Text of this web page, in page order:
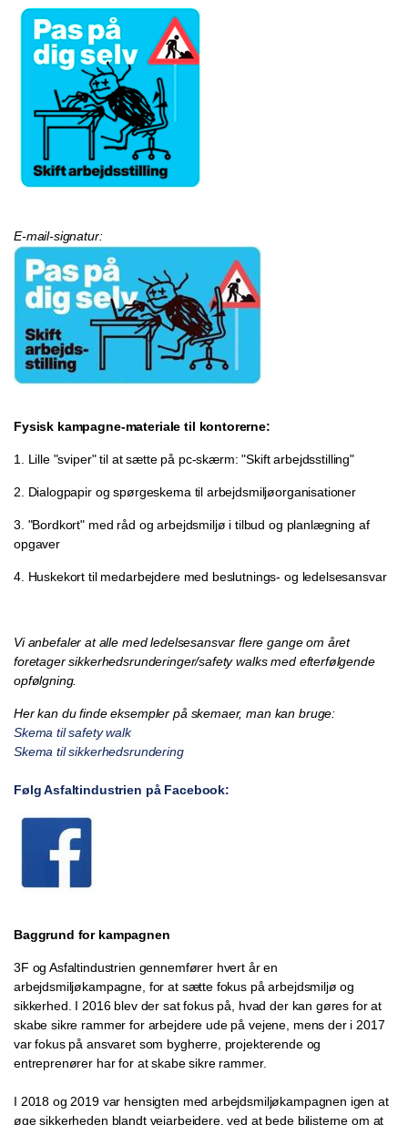
E-mail-signatur:
Fysisk kampagne-materiale til kontorerne:
1. Lille "sviper" til at sætte på pc-skærm: "Skift arbejdsstilling"
2. Dialogpapir og spørgeskema til arbejdsmiljøorganisationer
3. "Bordkort" med råd og arbejdsmiljø i tilbud og planlægning af
opgaver
4. Huskekort til medarbejdere med beslutnings- og ledelsesansvar
Vi anbefaler at alle med ledelsesansvar flere gange om året
foretager sikkerhedsrunderinger/safety walks med efterfølgende
opfølgning.
Her kan du finde eksempler på skemaer, man kan bruge:
Skema til safety walk
Skema til sikkerhedsrundering
Følg Asfaltindustrien på Facebook:
Baggrund for kampagnen
3F og Asfaltindustrien gennemfører hvert år en
arbejdsmiljøkampagne, for at sætte fokus på arbejdsmiljø og
sikkerhed. I 2016 blev der sat fokus på, hvad der kan gøres for at
skabe sikre rammer for arbejdere ude på vejene, mens der i 2017
var fokus på ansvaret som bygherre, projekterende og
entreprenører har for at skabe sikre rammer.
I 2018 og 2019 var hensigten med arbejdsmiljøkampagnen igen at
øge sikkerheden blandt vejarbejdere, ved at bede bilisterne om at